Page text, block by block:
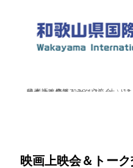
top
»
イベント情報
»
日本語（にほんご）
»
映画上映会＆トーク交流会 ドキュメンタリー映画「古里：失われた村、ターミナル
映画上映会＆トー